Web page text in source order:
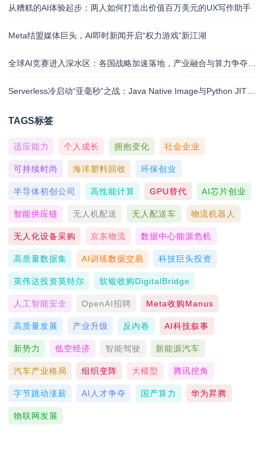
从糟糕的AI体验起步：两人如何打造出价值百万美元的UX写作助手
Meta结盟媒体巨头，AI即时新闻开启“权力游戏”新江湖
TAGS标签
适应能力 个人成长 拥抱变化 社会企业
可持续时尚 海洋塑料回收 环保创业
半导体初创公司 高性能计算 GPU替代 AI芯片创业
智能供应链 无人机配送 无人配送车 物流机器人
无人化设备采购 京东物流 数据中心能源危机
高质量数据集 AI训练数据交易 科技巨头投资
英伟达投资英特尔 软银收购DigitalBridge
人工智能安全 OpenAI招聘 Meta收购Manus
高质量发展 产业升级 反内卷 AI科技叙事
新势力 低空经济 智能驾驶 新能源汽车
汽车产业格局 组织变阵 大模型 腾讯挖角
字节跳动涨薪 AI人才争夺 国产算力 华为昇腾
物联网发展